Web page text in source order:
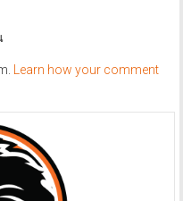
Learn how your comment